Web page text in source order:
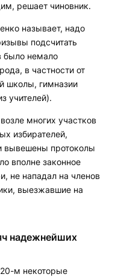
решает чиновник.
называет, надо
подсчитать
было немало
в частности от
школы, гимназии
учителей).
многих участков
избирателей,
вывешены протоколы
вполне законное
не нападал на членов
выезжавшие на
надежнейших
м некоторые